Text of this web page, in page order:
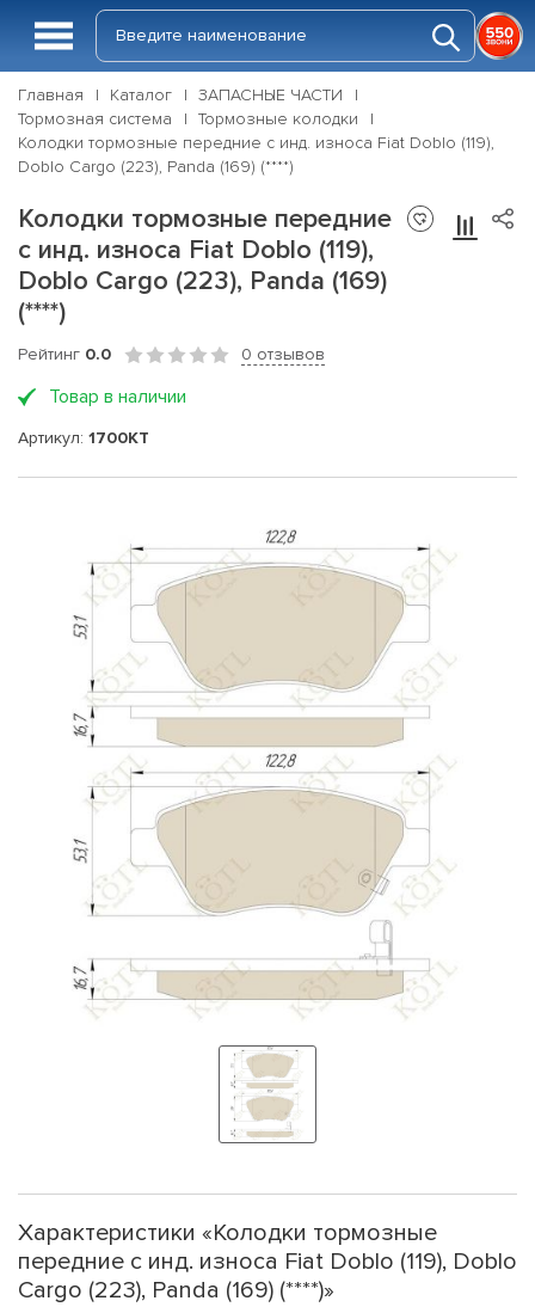
Главная Каталог
ЗАПАСНЫЕ ЧАСТИ
Тормозная система
Тормозные колодки
Колодки тормозные передние с инд. износа Fiat Doblo (119),
Doblo Cargo (223), Panda (169) (****)
Колодки тормозные передние
с инд. износа Fiat Doblo (119),
Doblo Cargo (223), Panda (169)
(****)
Рейтинг 0.0 0 отзывов
Товар в наличии
Артикул: 1700KT
Характеристики «Колодки тормозные
передние с инд. износа Fiat Doblo (119), Doblo
Cargo (223), Panda (169) (****)»